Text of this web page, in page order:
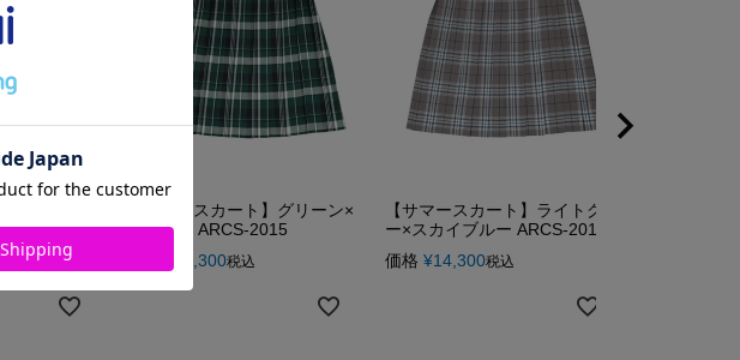
レッド×ネ
【サマースカート】グリーン×
ネイビー ARCS-2015
14,300税込
【サマースカート】ライトグレ
ー×スカイブルー ARCS-2016
価格 ¥14,300税込